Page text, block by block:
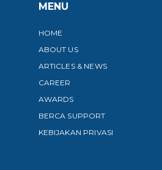
MENU
HOME
ABOUT US
ARTICLES & NEWS
CAREER
AWARDS
BERCA SUPPORT
KEBIJAKAN PRIVASI